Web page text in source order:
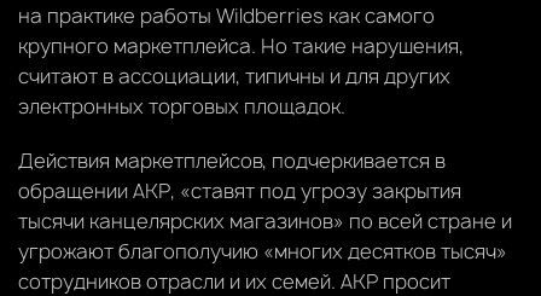
на практике работы Wildberries как самого
крупного маркетплейса. Но такие нарушения,
считают в ассоциации, типичны и для других
электронных торговых площадок.
Действия маркетплейсов, подчеркивается в
обращении АКР, «ставят под угрозу закрытия
тысячи канцелярских магазинов» по всей стране и
угрожают благополучию «многих десятков тысяч»
сотрудников отрасли и их семей. АКР просит